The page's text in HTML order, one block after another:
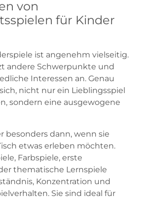
von
für Kinder
ist angenehm vielseitig.
andere Schwerpunkte und
Interessen an. Genau
nicht nur ein Lieblingsspiel
sondern eine ausgewogene
besonders dann, wenn sie
etwas erleben möchten.
Farbspiele, erste
thematische Lernspiele
Konzentration und
Sie sind ideal für